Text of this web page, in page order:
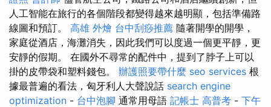
人工智能在旅行的各個階段都變得越來越明顯，包括準備路
線圖和預訂。 高雄 外燴 台中刮痧推薦 隨著開學的開學，
家庭從酒店，海灘消失，因此我們可以度過一個更平靜，更
安靜的假期。 在國外不尋常的配件中，提到了脖子上可以
掛的皮帶袋和塑料錢包。 辦護照要帶什麼 seo services 根
據最普遍的看法，匈牙利人大聲說話 search engine
optimization - 台中泡腳 通常用母語 記帳士 高普考 - 下午